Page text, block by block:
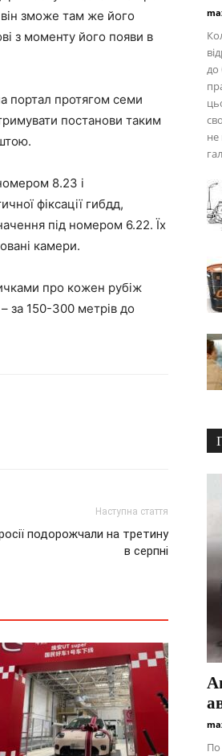
він зможе там же його
з моменту його появи в
портал протягом семи
постанови таким
8.23 і
фіксації гибдд,
під номером 6.22. Їх
камери.
про кожен рубіж
за 150-300 метрів до
Наступна стаття
подорожчали на третину
в серпні
до
не